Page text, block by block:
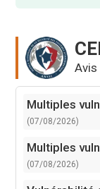
Multiples
(07/08/2026)
Multiples
(07/08/2026)